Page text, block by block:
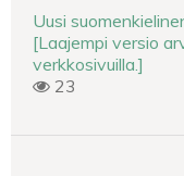
Uusi
[Laajempi versio
verkkosivuilla.]
23